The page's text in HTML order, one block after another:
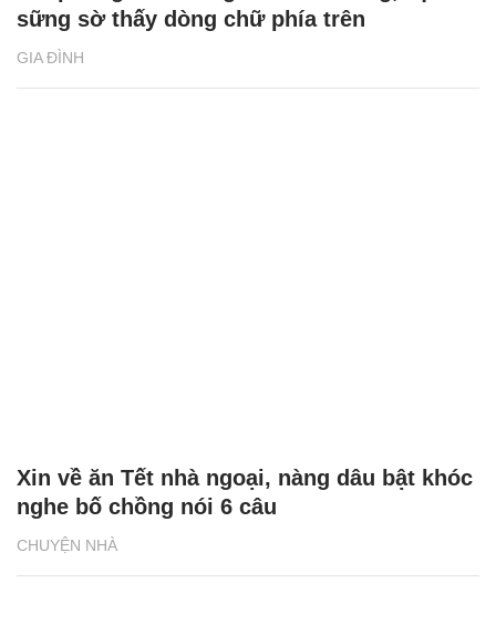
GIA ĐÌNH
sững sờ thấy dòng chữ phía trên
CHUYỆN NHÀ
Xin về ăn Tết nhà ngoại, nàng dâu bật khóc
nghe bố chồng nói 6 câu